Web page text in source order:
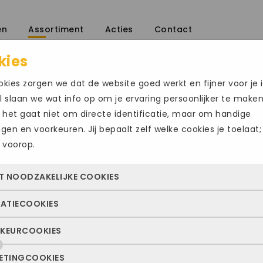
Assortiment Acties Contact
€130.00 - €
Maat
43
45 46
zorgen we dat de website goed werkt en fijner voor je
slaan we wat info op om je ervaring persoonlijker te
het gaat niet om directe identificatie, maar om handige
en voorkeuren. Jij bepaalt zelf welke cookies je toelaat;
NOODZAKELIJKE COOKIES
cookies zorgen ervoor dat de website überhaupt werkt. Ze
actief en kunnen niet worden uitgezet. Meestal worden
geplaatst als jij iets doet, zoals inloggen, een formulier
opslaan. Je kunt je browser zo instellen
cookies zien we hoe vaak onze site bezocht wordt, waar
vandaan komen en welke pagina’s populair zijn. Zo